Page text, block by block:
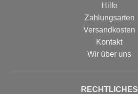
Hilfe
Zahlungsarten
Versandkosten
Kontakt
Wir über uns
RECHTLICHES